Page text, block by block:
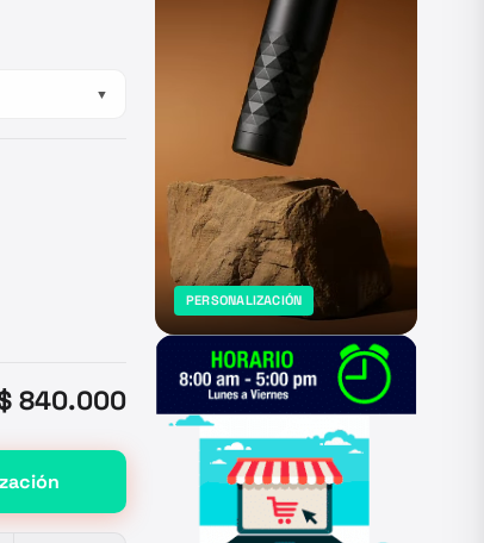
▼
840.000
PERSONALIZACIÓN